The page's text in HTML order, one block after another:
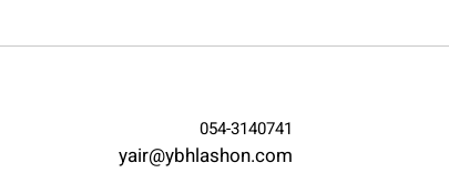
054-3140741
yair@ybhlashon.com